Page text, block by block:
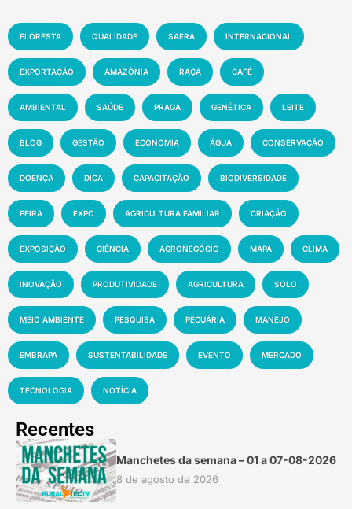
FLORESTA QUALIDADE SAFRA INTERNACIONAL
EXPORTAÇÃO AMAZÔNIA RAÇA CAFÉ
AMBIENTAL SAÚDE PRAGA GENÉTICA LEITE
BLOG GESTÃO ECONOMIA ÁGUA CONSERVAÇÃO
DOENÇA DICA CAPACITAÇÃO BIODIVERSIDADE
FEIRA EXPO AGRICULTURA FAMILIAR CRIAÇÃO
EXPOSIÇÃO CIÊNCIA AGRONEGÓCIO MAPA CLIMA
INOVAÇÃO PRODUTIVIDADE AGRICULTURA SOLO
MEIO AMBIENTE PESQUISA PECUÁRIA MANEJO
EMBRAPA SUSTENTABILIDADE EVENTO MERCADO
TECNOLOGIA NOTÍCIA
Recentes
Manchetes da semana – 01 a 07-08-2026
8 de agosto de 2026